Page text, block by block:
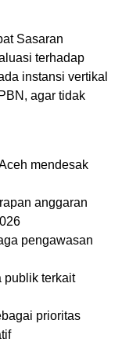
Sasaran
terhadap
instansi vertikal
agar tidak
mendesak
anggaran
pengawasan
publik terkait
prioritas